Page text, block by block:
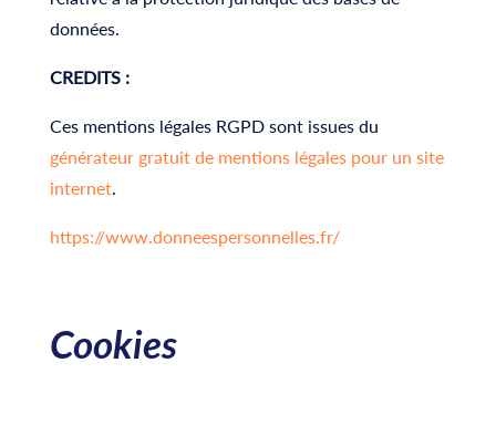
données.
CREDITS :
Ces mentions légales RGPD sont issues du
générateur gratuit de mentions légales pour un site
internet.
https://www.donneespersonnelles.fr/
Cookies